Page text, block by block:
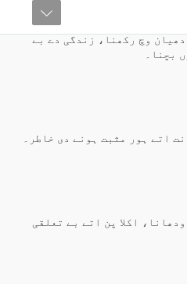
وچ رکھنا، زندگی دے بے
بچنا۔
اتے ہور مثبت ہونے دی خاطر۔
اکلا پن اتے بے تعلقی